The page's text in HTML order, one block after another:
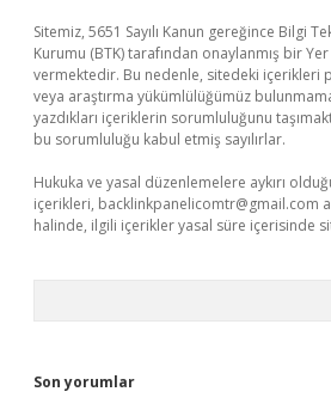
Sitemiz, 5651 Sayılı Kanun gereğince Bilgi
Kurumu (BTK) tarafından onaylanmış bir
vermektedir. Bu nedenle, sitedeki içerikleri
veya araştırma yükümlülüğümüz
yazdıkları içeriklerin sorumluluğunu
bu sorumluluğu kabul etmiş sayılırlar.
Hukuka ve yasal düzenlemelere aykırı
içerikleri, backlinkpanelicomtr@gmail.com
halinde, ilgili içerikler yasal süre içerisinde
Son yorumlar